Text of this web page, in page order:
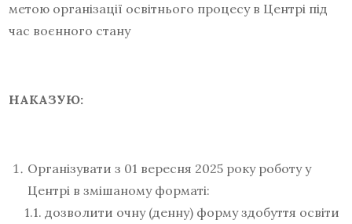
метою організації освітнього процесу в Центрі під
час воєнного стану
НАКАЗУЮ:
Організувати з 01 вересня 2025 року роботу у
Центрі в змішаному форматі:
1.1. дозволити очну (денну) форму здобуття освіти